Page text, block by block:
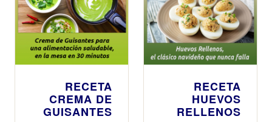
RECETA
CREMA DE
GUISANTES
RECETA
HUEVOS
RELLENOS